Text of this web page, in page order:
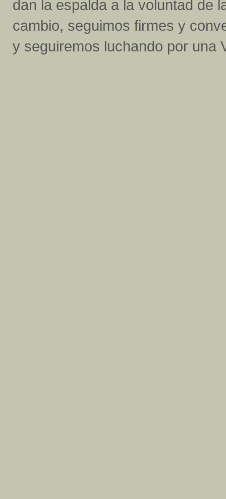
dan la espalda a la voluntad de
cambio, seguimos firmes y
y seguiremos luchando por una